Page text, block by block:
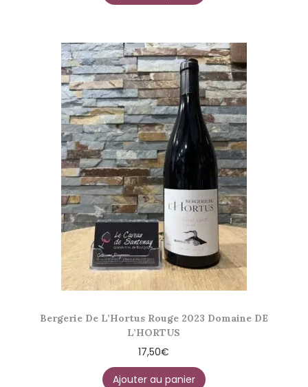
Bergerie De L’Hortus Rouge 2023 Domaine DE
L’HORTUS
17,50€
Ajouter au panier